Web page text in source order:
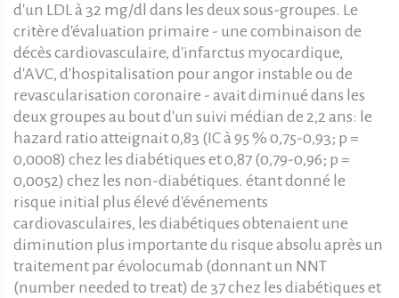
d'un LDL à 32 mg/dl dans les deux sous-groupes. Le
critère d'évaluation primaire - une combinaison de
décès cardiovasculaire, d'infarctus myocardique,
d'AVC, d'hospitalisation pour angor instable ou de
revascularisation coronaire - avait diminué dans les
deux groupes au bout d'un suivi médian de 2,2 ans: le
hazard ratio atteignait 0,83 (IC à 95 % 0,75-0,93; p =
0,0008) chez les diabétiques et 0,87 (0,79-0,96; p =
0,0052) chez les non-diabétiques. étant donné le
risque initial plus élevé d'événements
cardiovasculaires, les diabétiques obtenaient une
diminution plus importante du risque absolu après un
traitement par évolocumab (donnant un NNT
(number needed to treat) de 37 chez les diabétiques et